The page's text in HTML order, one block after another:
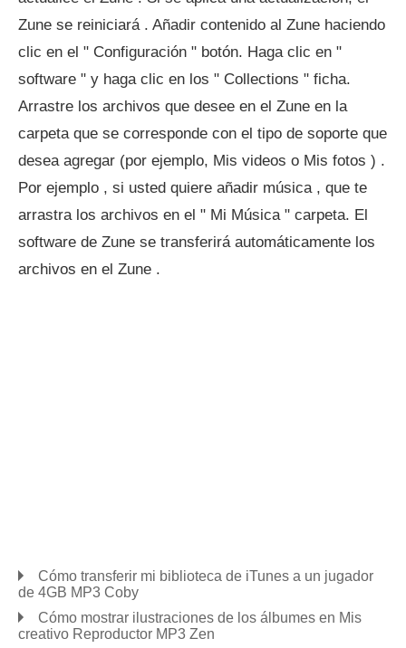
Zune se reiniciará . Añadir contenido al Zune haciendo
clic en el " Configuración " botón. Haga clic en "
software " y haga clic en los " Collections " ficha.
Arrastre los archivos que desee en el Zune en la
carpeta que se corresponde con el tipo de soporte que
desea agregar (por ejemplo, Mis videos o Mis fotos ) .
Por ejemplo , si usted quiere añadir música , que te
arrastra los archivos en el " Mi Música " carpeta. El
software de Zune se transferirá automáticamente los
archivos en el Zune .
Cómo transferir mi biblioteca de iTunes a un jugador
de 4GB MP3 Coby
Cómo mostrar ilustraciones de los álbumes en Mis
creativo Reproductor MP3 Zen